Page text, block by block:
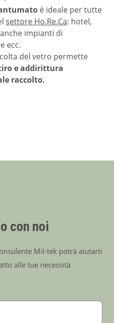
è ideale per tutte
settore Ho.Re.Ca: hotel,
impianti di
ecc.
del vetro permette
e addirittura
raccolto.
con noi
Mil-tek potrà aiutarti
alle tue necessità